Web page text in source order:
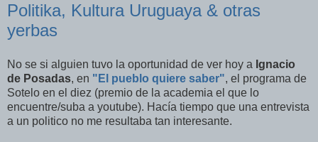
Politika, Kultura Uruguaya & otras
yerbas
No se si alguien tuvo la oportunidad de ver hoy a Ignacio
de Posadas, en "El pueblo quiere saber", el programa de
Sotelo en el diez (premio de la academia el que lo
encuentre/suba a youtube). Hacía tiempo que una entrevista
a un politico no me resultaba tan interesante.